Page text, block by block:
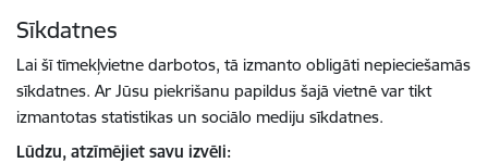
Sīkdatnes
Lai šī tīmekļvietne darbotos, tā izmanto obligāti nepieciešamās
sīkdatnes. Ar Jūsu piekrišanu papildus šajā vietnē var tikt
izmantotas statistikas un sociālo mediju sīkdatnes.
Lūdzu, atzīmējiet savu izvēli: